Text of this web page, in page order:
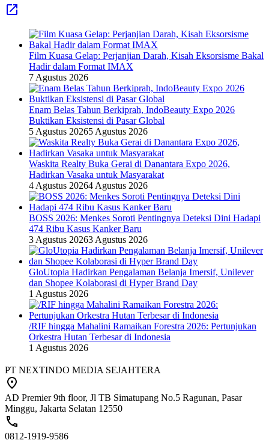
Film Kuasa Gelap: Perjanjian Darah, Kisah Eksorsisme Bakal
Hadir dalam Format IMAX
7 Agustus 2026
Enam Belas Tahun Berkiprah, IndoBeauty Expo 2026
Buktikan Eksistensi di Pasar Global
5 Agustus 20265 Agustus 2026
Waskita Realty Buka Gerai di Danantara Expo 2026,
Hadirkan Vasaka untuk Masyarakat
4 Agustus 20264 Agustus 2026
BOSS 2026: Menkes Soroti Pentingnya Deteksi Dini Hadapi
474 Ribu Kasus Kanker Baru
3 Agustus 20263 Agustus 2026
GloUtopia Hadirkan Pengalaman Belanja Imersif, Unilever
dan Shopee Kolaborasi di Hyper Brand Day
1 Agustus 2026
/RIF hingga Mahalini Ramaikan Forestra 2026: Pertunjukan
Orkestra Hutan Terbesar di Indonesia
1 Agustus 2026
PT NEXTINDO MEDIA SEJAHTERA
AD Premier 9th floor, Jl TB Simatupang No.5 Ragunan, Pasar
Minggu, Jakarta Selatan 12550
0812-1919-9586